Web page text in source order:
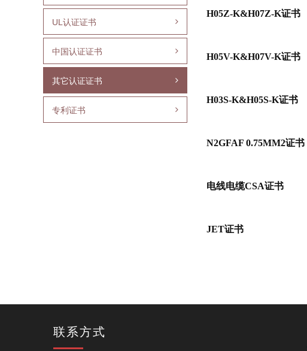
UL认证证书
中国认证证书
其它认证证书
专利证书
H05Z-K&H07Z-K证书
H05V-K&H07V-K证书
H03S-K&H05S-K证书
N2GFAF 0.75MM2证书
电线电缆CSA证书
JET证书
联系方式